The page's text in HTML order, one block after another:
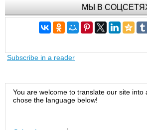
МЫ В
Subscribe in a reader
You are welcome to translate our site into
chose the language below!